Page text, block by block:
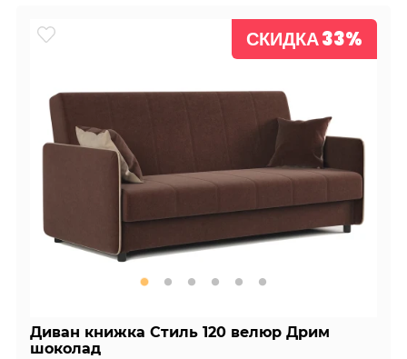
СКИДКА 33%
Диван книжка Стиль 120 велюр Дрим
шоколад